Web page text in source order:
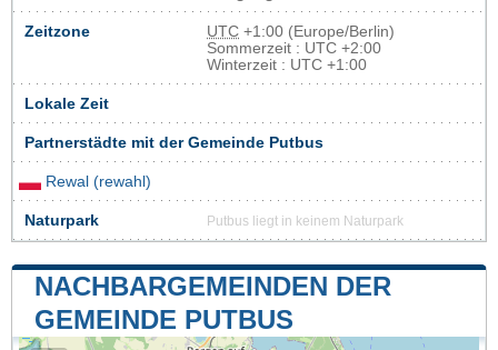
Zeitzone UTC +1:00 (Europe/Berlin)
Sommerzeit : UTC +2:00
Winterzeit : UTC +1:00
Lokale Zeit
Partnerstädte mit der Gemeinde Putbus
Rewal (rewahl)
Naturpark Putbus liegt in keinem Naturpark
NACHBARGEMEINDEN DER
GEMEINDE PUTBUS